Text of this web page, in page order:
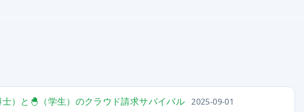
）と🐣（学生）のクラウド請求サバイバル 2025-09-01